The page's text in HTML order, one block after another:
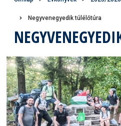
Negyvenegyedik túlélőtúra